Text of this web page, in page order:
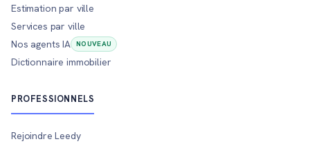
Estimation par ville
Services par ville
Nos agents IA
NOUVEAU
Dictionnaire immobilier
PROFESSIONNELS
Rejoindre Leedy